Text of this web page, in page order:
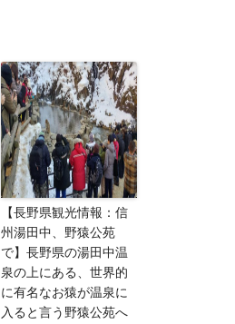
【長野県観光情報：信
州湯田中、野猿公苑
で】長野県の湯田中温
泉の上にある、世界的
に有名なお猿が温泉に
入ると言う野猿公苑へ